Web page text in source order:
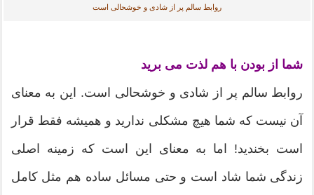
روابط سالم پر از شادی و خوشحالی است
شما از بودن با هم لذت می برید
روابط سالم پر از شادی و خوشحالی است. این به معنای
آن نیست که شما هیچ مشکلی ندارید و همیشه فقط قرار
است بخندید! اما به معنای این است که زمینه اصلی
زندگی شما شاد است و حتی مسائل ساده هم مثل کامل